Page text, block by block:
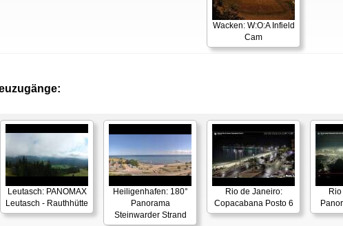
Wacken: W:O:A Infield
Cam
Leutasch: PANOMAX
Leutasch - Rauthhütte
Heiligenhafen: 180°
Panorama
Steinwarder Strand
Rio de Janeiro:
Copacabana Posto 6